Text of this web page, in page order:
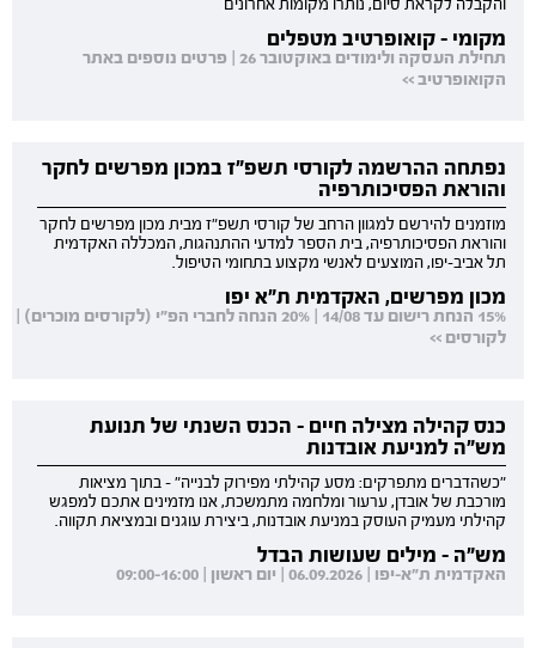
והקבלה לקראת סיום, נותרו מקומות אחרונים
מקומי - קואופרטיב מטפלים
תחילת העסקה ולימודים באוקטובר 26 | פרטים נוספים באתר
הקואופרטיב >>
נפתחה ההרשמה לקורסי תשפ"ז במכון מפרשים לחקר
והוראת הפסיכותרפיה
מוזמנים להירשם למגוון הרחב של קורסי תשפ"ז מבית מכון מפרשים לחקר
והוראת הפסיכותרפיה, בית הספר למדעי ההתנהגות, המכללה האקדמית
תל אביב-יפו, המוצעים לאנשי מקצוע בתחומי הטיפול.
מכון מפרשים, האקדמית ת"א יפו
15% הנחת רישום עד 14/08 | 20% הנחה לחברי הפ"י (לקורסים מוכרים) |
לקורסים >>
כנס קהילה מצילה חיים - הכנס השנתי של תנועת
מש"ה למניעת אובדנות
"כשהדברים מתפרקים: מסע קהילתי מפירוק לבנייה" - בתוך מציאות
מורכבת של אובדן, ערעור ומלחמה מתמשכת, אנו מזמינים אתכם למפגש
קהילתי מעמיק העוסק במניעת אובדנות, ביצירת עוגנים ובמציאת תקווה.
מש"ה - מילים שעושות הבדל
האקדמית ת"א-יפו | 06.09.2026 | יום ראשון | 09:00-16:00